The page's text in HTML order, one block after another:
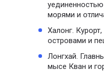
морями и
Халонг.
островами и
Лонгхай.
мысе Кван и